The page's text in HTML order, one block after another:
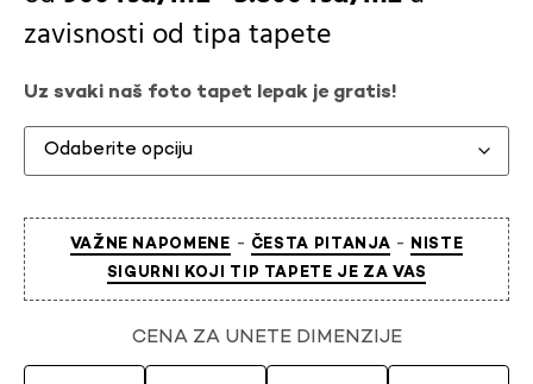
zavisnosti od tipa tapete
Uz svaki naš foto tapet lepak je gratis!
VAŽNE NAPOMENE - ČESTA PITANJA -
NISTE
SIGURNI KOJI TIP TAPETE JE ZA VAS
CENA ZA UNETE DIMENZIJE